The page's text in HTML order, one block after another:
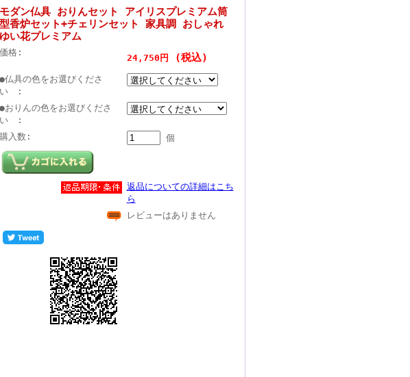
モダン仏具 おりんセット アイリスプレミアム筒
型香炉セット+チェリンセット 家具調 おしゃれ
ゆい花プレミアム
価格:
24,750円 (税込)
●仏具の色をお選びくださ
い :
●おりんの色をお選びくださ
い :
購入数:
個
返品についての詳細はこち
ら
レビューはありません